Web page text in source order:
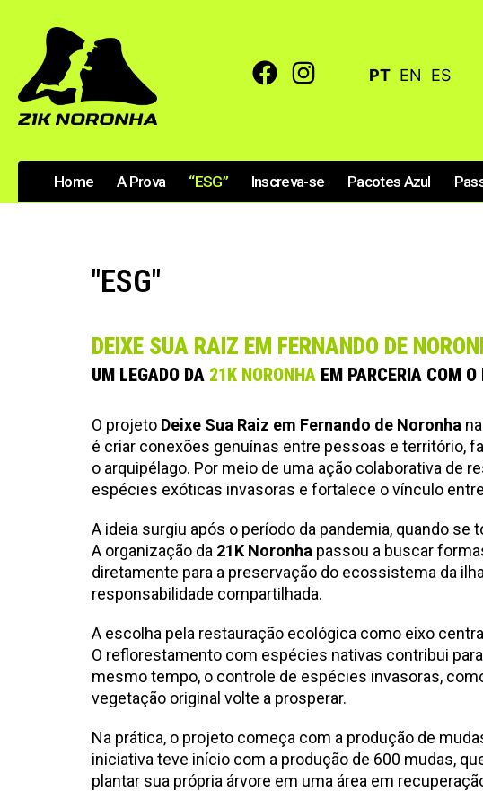
PT EN ES
Home A Prova “ESG” Inscreva-se Pacotes Azul
"ESG"
DEIXE SUA RAIZ EM FERNANDO DE
UM LEGADO DA 21K NORONHA EM PARCERIA COM O
O projeto Deixe Sua Raiz em Fernando de Noronha
é criar conexões genuínas entre pessoas e território,
o arquipélago. Por meio de uma ação colaborativa de
espécies exóticas invasoras e fortalece o vínculo
A ideia surgiu após o período da pandemia, quando
A organização da 21K Noronha passou a buscar
diretamente para a preservação do ecossistema da
responsabilidade compartilhada.
A escolha pela restauração ecológica como eixo
O reflorestamento com espécies nativas contribui
mesmo tempo, o controle de espécies invasoras,
vegetação original volte a prosperar.
Na prática, o projeto começa com a produção de
iniciativa teve início com a produção de 600 mudas,
plantar sua própria árvore em uma área em